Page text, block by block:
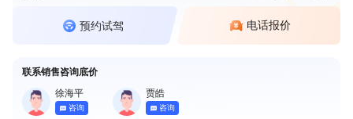
预约试驾 电话报价
联系销售咨询底价
徐海平
咨询
贾皓
咨询